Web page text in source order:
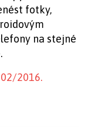
fotky,
na stejné
2016.